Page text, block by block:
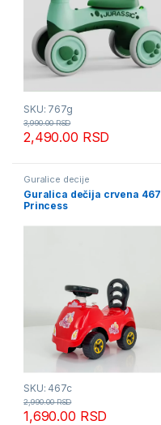
SKU: 767g
2,490.00 RSD
3,990.00RSD
Guralice decije
Guralica dečija crvena 467
Princess
SKU: 467c
1,690.00 RSD
2,990.00RSD